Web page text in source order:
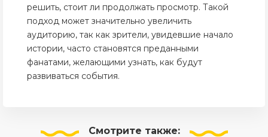
решить, стоит ли продолжать просмотр. Такой
подход может значительно увеличить
аудиторию, так как зрители, увидевшие начало
истории, часто становятся преданными
фанатами, желающими узнать, как будут
развиваться события.
Смотрите также: